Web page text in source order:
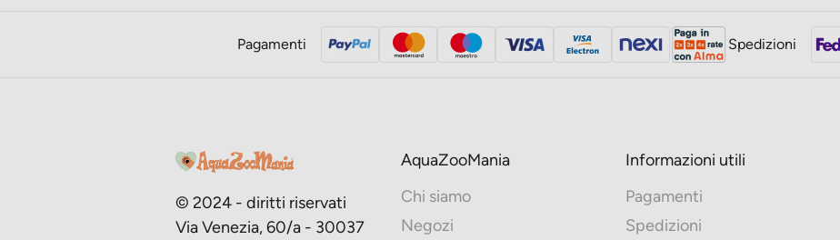
Pagamenti Spedizioni
© 2024 - diritti riservati
Via Venezia, 60/a - 30037
AquaZooMania
Chi siamo
Negozi
Informazioni utili
Pagamenti
Spedizioni